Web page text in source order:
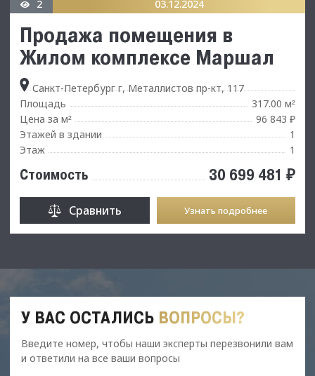
2 03.12.2024
Продажа помещения в
Жилом комплeксе Mаpшал
Санкт-Петербург г, Металлистов пр-кт, 117
Площадь
317.00 м²
Цена за м²
96 843 ₽
Этажей в здании
1
Этаж
1
Стоимость 30 699 481 ₽
Сравнить Узнать подробнее
У ВАС ОСТАЛИСЬ ВОПРОСЫ?
Введите номер, чтобы наши эксперты перезвонили вам
и ответили на все ваши вопросы